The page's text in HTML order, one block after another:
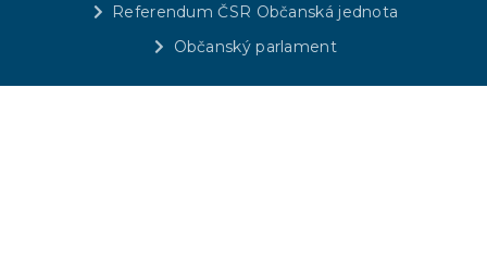
Referendum ČSR Občanská jednota
Občanský parlament